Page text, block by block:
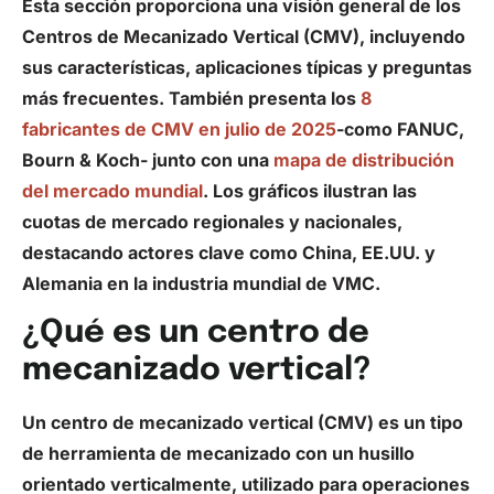
Esta sección proporciona una visión general de los
Centros de Mecanizado Vertical (CMV), incluyendo
sus características, aplicaciones típicas y preguntas
más frecuentes. También presenta los 8
fabricantes de CMV en julio de 2025-como FANUC,
Bourn & Koch- junto con una mapa de distribución
del mercado mundial. Los gráficos ilustran las
cuotas de mercado regionales y nacionales,
destacando actores clave como China, EE.UU. y
Alemania en la industria mundial de VMC.
¿Qué es un centro de
mecanizado vertical?
Un centro de mecanizado vertical (CMV) es un tipo
de herramienta de mecanizado con un husillo
orientado verticalmente, utilizado para operaciones